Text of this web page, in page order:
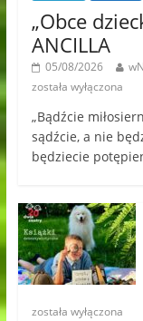
„Obce
ANCILLA
05/08/2026
została wyłączona
„Bądźcie
sądźcie, a nie
będziecie
została wyłączona